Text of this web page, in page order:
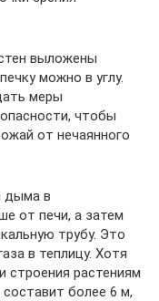
выложены
можно в углу.
меры
чтобы
от нечаянного
дыма в
от печи, а затем
трубу. Это
в теплицу. Хотя
строения растениям
более 6 м,